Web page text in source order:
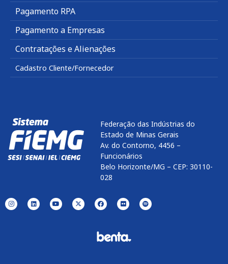
Pagamento RPA
Pagamento a Empresas
Contratações e Alienações
Cadastro Cliente/Fornecedor
Federação das Indústrias do
Estado de Minas Gerais
Av. do Contorno, 4456 –
Funcionários
Belo Horizonte/MG – CEP: 30110-
028